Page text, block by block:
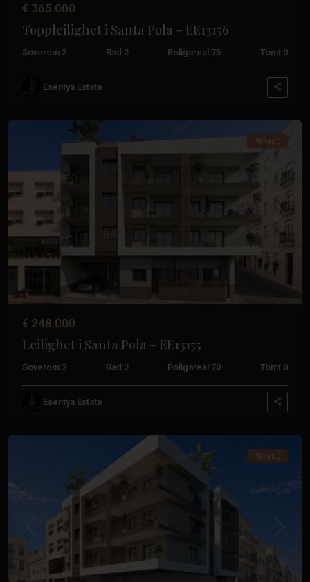
€ 365.000
Toppleilighet i Santa Pola – EE13156
Soverom:2 Bad:2 Boligareal:75 Tomt:0
Esentya Estate
Santa
Tidligere
Nybygg
€ 248.000
Leilighet i Santa Pola – EE13155
Soverom:2 Bad:2 Boligareal:70 Tomt:0
Esentya Estate
Santa
Tidligere
Nybygg